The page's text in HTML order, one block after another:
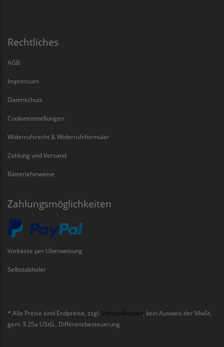
Rechtliches
AGB
Impressum
Datenschutz
Cookieeinstellungen
Widerrufsrecht & Widerrufsformular
Zahlung und Versand
Batteriehinweise
Zahlungsmöglichkeiten
Vorkasse per Überweisung
Selbstabholer
* Alle Preise sind Endpreise, zzgl. Versandkosten , kein Ausweis der MwSt.
gem. § 25a UStG., Differenzbesteuerung